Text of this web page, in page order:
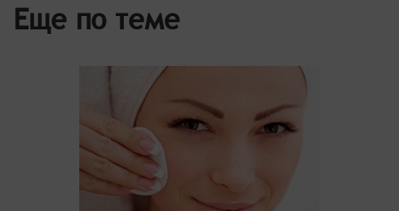
Еще по теме